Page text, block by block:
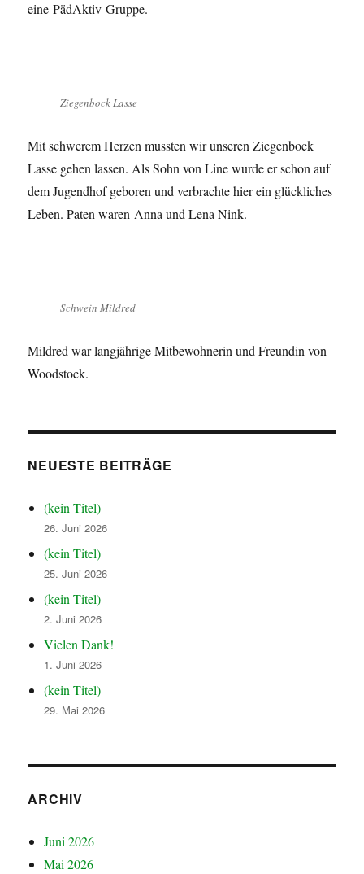
eine PädAktiv-Gruppe.
Ziegenbock Lasse
Mit schwerem Herzen mussten wir unseren Ziegenbock
Lasse gehen lassen. Als Sohn von Line wurde er schon auf
dem Jugendhof geboren und verbrachte hier ein glückliches
Leben. Paten waren Anna und Lena Nink.
Schwein Mildred
Mildred war langjährige Mitbewohnerin und Freundin von
Woodstock.
NEUESTE BEITRÄGE
(kein Titel)
26. Juni 2026
(kein Titel)
25. Juni 2026
(kein Titel)
2. Juni 2026
Vielen Dank!
1. Juni 2026
(kein Titel)
29. Mai 2026
ARCHIV
Juni 2026
Mai 2026